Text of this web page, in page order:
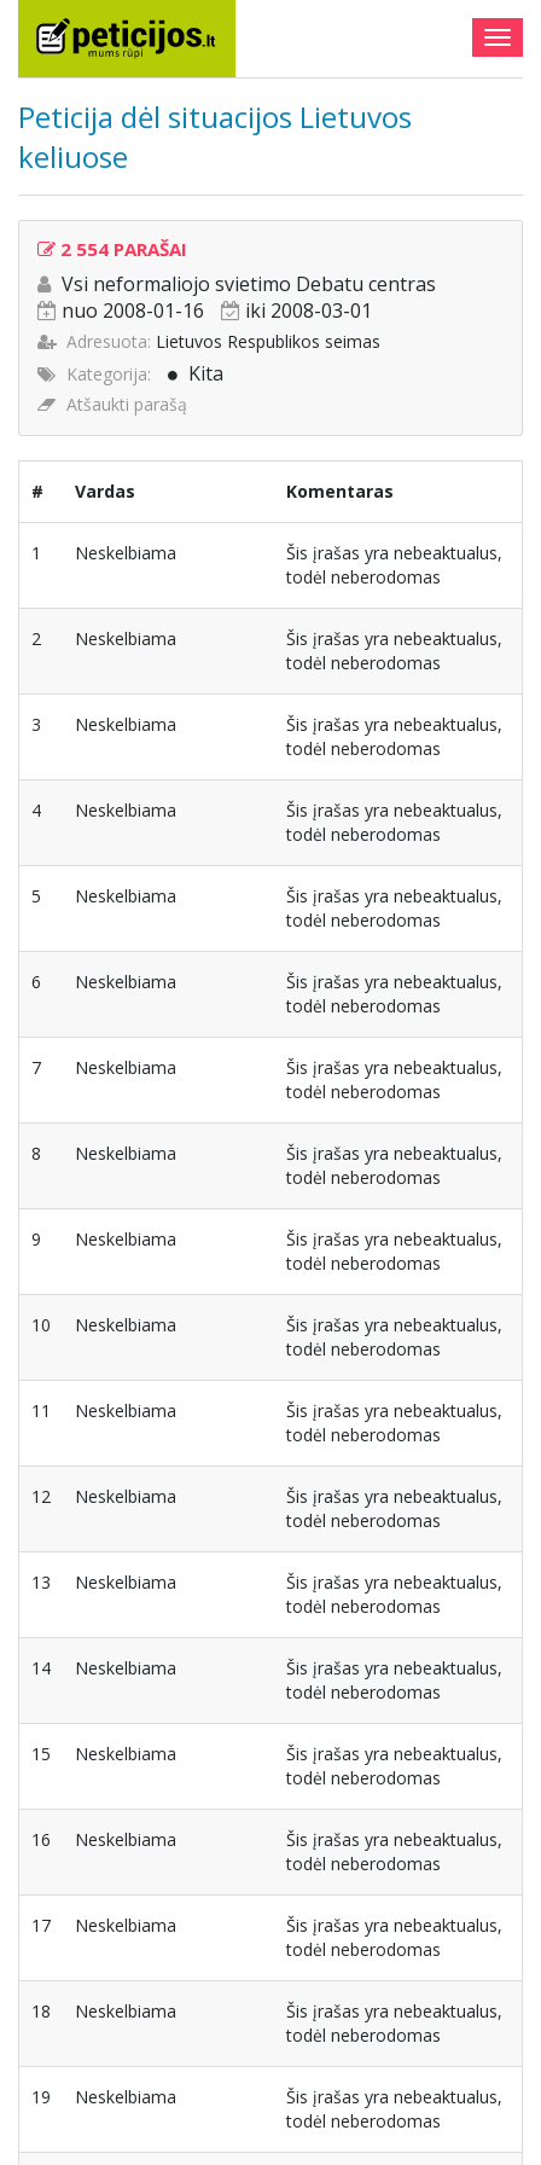
Peticija dėl situacijos Lietuvos
keliuose
2 554 PARAŠAI
Vsi neformaliojo svietimo Debatu centras
nuo 2008-01-16
iki 2008-03-01
Adresuota: Lietuvos Respublikos seimas
Kategorija:
Kita
Atšaukti parašą
# Vardas Komentaras
1 Neskelbiama
Šis įrašas yra nebeaktualus,
todėl neberodomas
2 Neskelbiama
Šis įrašas yra nebeaktualus,
todėl neberodomas
3 Neskelbiama
Šis įrašas yra nebeaktualus,
todėl neberodomas
4 Neskelbiama
Šis įrašas yra nebeaktualus,
todėl neberodomas
5 Neskelbiama
Šis įrašas yra nebeaktualus,
todėl neberodomas
6 Neskelbiama
Šis įrašas yra nebeaktualus,
todėl neberodomas
7 Neskelbiama
Šis įrašas yra nebeaktualus,
todėl neberodomas
8 Neskelbiama
Šis įrašas yra nebeaktualus,
todėl neberodomas
9 Neskelbiama
Šis įrašas yra nebeaktualus,
todėl neberodomas
10 Neskelbiama
Šis įrašas yra nebeaktualus,
todėl neberodomas
11 Neskelbiama
Šis įrašas yra nebeaktualus,
todėl neberodomas
12 Neskelbiama
Šis įrašas yra nebeaktualus,
todėl neberodomas
13 Neskelbiama
Šis įrašas yra nebeaktualus,
todėl neberodomas
14 Neskelbiama
Šis įrašas yra nebeaktualus,
todėl neberodomas
15 Neskelbiama
Šis įrašas yra nebeaktualus,
todėl neberodomas
16 Neskelbiama
Šis įrašas yra nebeaktualus,
todėl neberodomas
17 Neskelbiama
Šis įrašas yra nebeaktualus,
todėl neberodomas
18 Neskelbiama
Šis įrašas yra nebeaktualus,
todėl neberodomas
19 Neskelbiama
Šis įrašas yra nebeaktualus,
todėl neberodomas